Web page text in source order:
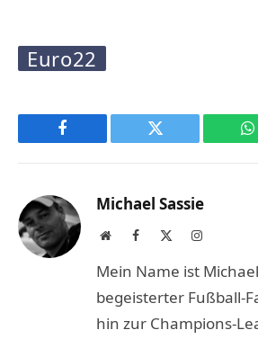
Euro22
Facebook Twitter
Michael Sassie
WebsiteFacebook Instagram
Mein Name ist
begeisterter Fußball-
hin zur Champions-